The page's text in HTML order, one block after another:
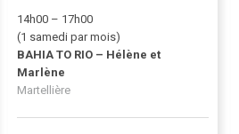
14h00 – 17h00
(1 samedi par mois)
BAHIA TO RIO – Hélène et
Marlène
Martellière